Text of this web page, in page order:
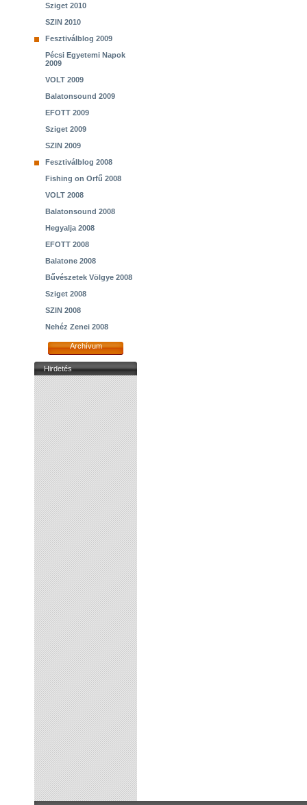
Sziget 2010
SZIN 2010
Fesztiválblog 2009
Pécsi Egyetemi Napok
2009
VOLT 2009
Balatonsound 2009
EFOTT 2009
Sziget 2009
SZIN 2009
Fesztiválblog 2008
Fishing on Orfű 2008
VOLT 2008
Balatonsound 2008
Hegyalja 2008
EFOTT 2008
Balatone 2008
Bűvészetek Völgye 2008
Sziget 2008
SZIN 2008
Nehéz Zenei 2008
Archívum
Hirdetés